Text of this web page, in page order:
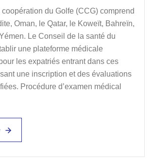
du Golfe (CCG) comprend
Oman, le Qatar, le Koweït, Bahreïn,
Le Conseil de la santé du
une plateforme médicale
les expatriés entrant dans ces
une inscription et des évaluations
Procédure d’examen médical